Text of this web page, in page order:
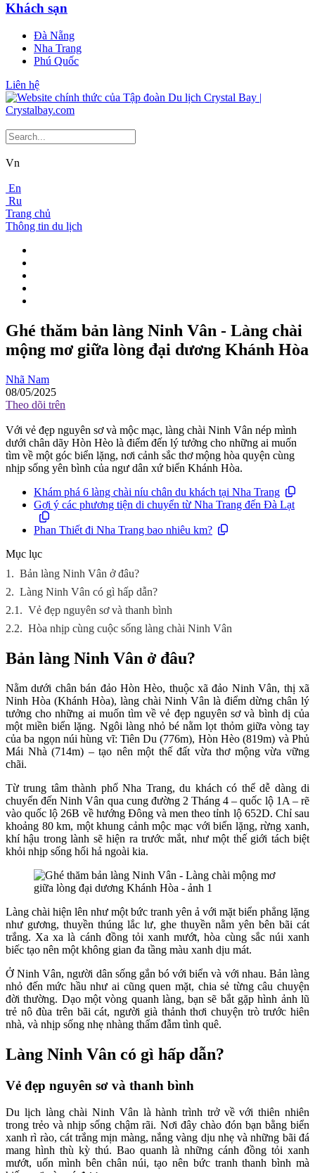
Khách sạn
Đà Nẵng
Nha Trang
Phú Quốc
Liên hệ
Vn
En
Ru
Trang chủ
Thông tin du lịch
Ghé thăm bản làng Ninh Vân - Làng chài
mộng mơ giữa lòng đại dương Khánh Hòa
Nhã Nam
08/05/2025
Theo dõi trên
Với vẻ đẹp nguyên sơ và mộc mạc, làng chài Ninh Vân nép mình
dưới chân dãy Hòn Hèo là điểm đến lý tưởng cho những ai muốn
tìm về một góc biển lặng, nơi cảnh sắc thơ mộng hòa quyện cùng
nhịp sống yên bình của ngư dân xứ biển Khánh Hòa.
Khám phá 6 làng chài níu chân du khách tại Nha Trang
Gợi ý các phương tiện di chuyển từ Nha Trang đến Đà Lạt
Phan Thiết đi Nha Trang bao nhiêu km?
Mục lục
1. Bản làng Ninh Vân ở đâu?
2. Làng Ninh Vân có gì hấp dẫn?
2.1. Vẻ đẹp nguyên sơ và thanh bình
2.2. Hòa nhịp cùng cuộc sống làng chài Ninh Vân
Bản làng Ninh Vân ở đâu?
Nằm dưới chân bán đảo Hòn Hèo, thuộc xã đảo Ninh Vân, thị xã
Ninh Hòa (Khánh Hòa), làng chài Ninh Vân là điểm dừng chân lý
tưởng cho những ai muốn tìm về vẻ đẹp nguyên sơ và bình dị của
một miền biển lặng. Ngôi làng nhỏ bé nằm lọt thỏm giữa vòng tay
của ba ngọn núi hùng vĩ: Tiên Du (776m), Hòn Hèo (819m) và Phủ
Mái Nhà (714m) – tạo nên một thế đất vừa thơ mộng vừa vững
chãi.
Từ trung tâm thành phố Nha Trang, du khách có thể dễ dàng di
chuyển đến Ninh Vân qua cung đường 2 Tháng 4 – quốc lộ 1A – rẽ
vào quốc lộ 26B về hướng Đông và men theo tỉnh lộ 652D. Chỉ sau
khoảng 80 km, một khung cảnh mộc mạc với biển lặng, rừng xanh,
khí hậu trong lành sẽ hiện ra trước mắt, như một thế giới tách biệt
khỏi nhịp sống hối hả ngoài kia.
Làng chài hiện lên như một bức tranh yên ả với mặt biển phẳng lặng
như gương, thuyền thúng lắc lư, ghe thuyền nằm yên bên bãi cát
trắng. Xa xa là cánh đồng tỏi xanh mướt, hòa cùng sắc núi xanh
biếc tạo nên một không gian đa tầng màu xanh dịu mát.
Ở Ninh Vân, người dân sống gắn bó với biển và với nhau. Bản làng
nhỏ đến mức hầu như ai cũng quen mặt, chia sẻ từng câu chuyện
đời thường. Dạo một vòng quanh làng, bạn sẽ bắt gặp hình ảnh lũ
trẻ nô đùa trên bãi cát, người già thảnh thơi chuyện trò trước hiên
nhà, và nhịp sống nhẹ nhàng thấm đẫm tình quê.
Làng Ninh Vân có gì hấp dẫn?
Vẻ đẹp nguyên sơ và thanh bình
Du lịch làng chài Ninh Vân là hành trình trở về với thiên nhiên
trong trẻo và nhịp sống chậm rãi. Nơi đây chào đón bạn bằng biển
xanh rì rào, cát trắng mịn màng, nắng vàng dịu nhẹ và những bãi đá
mang hình thù kỳ thú. Bao quanh là những cánh đồng tỏi xanh
mướt, uốn mình bên chân núi, tạo nên bức tranh thanh bình mà